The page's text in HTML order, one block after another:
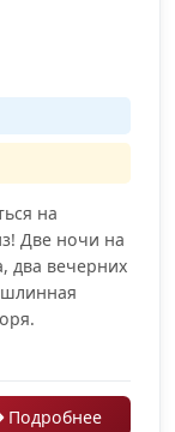
на
Две ночи на
два вечерних
Подробнее